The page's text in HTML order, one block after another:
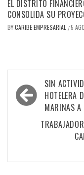
EL DISTRITO
CONSOLIDA SU
BYCARIBE EMPRESARIAL /5
Navegación
de
entradas
SIN
HOTELERA
MARINAS A